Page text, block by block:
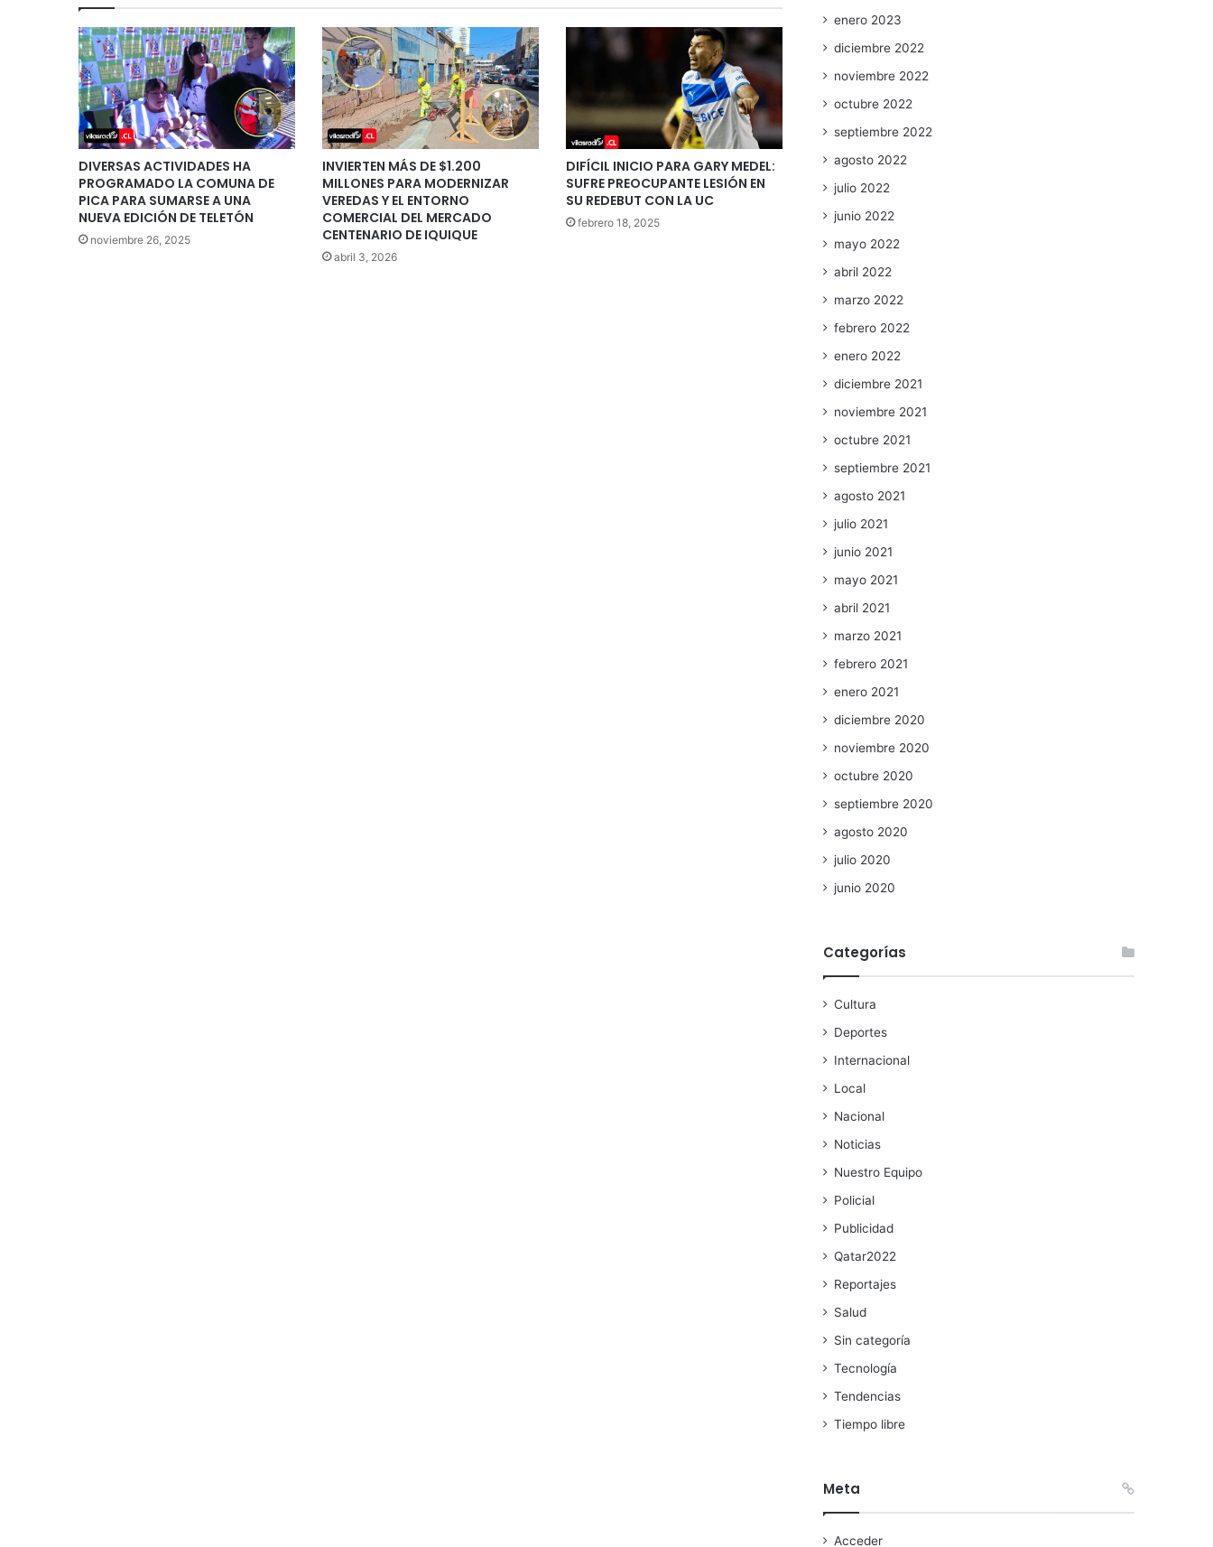
DIVERSAS ACTIVIDADES HA
PROGRAMADO LA COMUNA DE
PICA PARA SUMARSE A UNA
NUEVA EDICIÓN DE TELETÓN
noviembre 26, 2025
INVIERTEN MÁS DE $1.200
MILLONES PARA MODERNIZAR
VEREDAS Y EL ENTORNO
COMERCIAL DEL MERCADO
CENTENARIO DE IQUIQUE
abril 3, 2026
DIFÍCIL INICIO PARA GARY MEDEL:
SUFRE PREOCUPANTE LESIÓN EN
SU REDEBUT CON LA UC
febrero 18, 2025
enero 2023
diciembre 2022
noviembre 2022
octubre 2022
septiembre 2022
agosto 2022
julio 2022
junio 2022
mayo 2022
abril 2022
marzo 2022
febrero 2022
enero 2022
diciembre 2021
noviembre 2021
octubre 2021
septiembre 2021
agosto 2021
julio 2021
junio 2021
mayo 2021
abril 2021
marzo 2021
febrero 2021
enero 2021
diciembre 2020
noviembre 2020
octubre 2020
septiembre 2020
agosto 2020
julio 2020
junio 2020
Categorías
Cultura
Deportes
Internacional
Local
Nacional
Noticias
Nuestro Equipo
Policial
Publicidad
Qatar2022
Reportajes
Salud
Sin categoría
Tecnología
Tendencias
Tiempo libre
Meta
Acceder